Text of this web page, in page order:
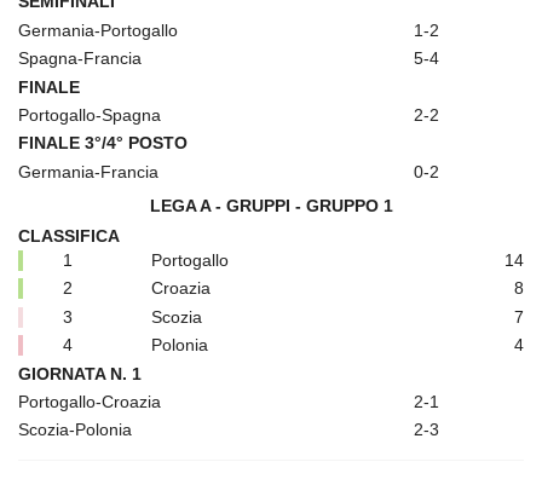
Germania-Portogallo
1-2
Spagna-Francia
5-4
FINALE
Portogallo-Spagna
2-2
FINALE 3°/4° POSTO
Germania-Francia
0-2
LEGA A - GRUPPI - GRUPPO 1
CLASSIFICA
1
Portogallo
14
2
Croazia
8
3
Scozia
7
4
Polonia
4
GIORNATA N. 1
Portogallo-Croazia
2-1
Scozia-Polonia
2-3